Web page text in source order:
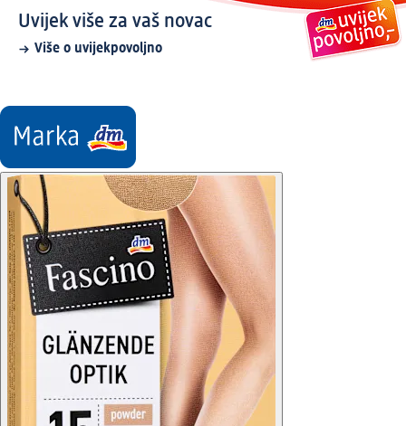
Uvijek više za vaš novac
Više o uvijekpovoljno